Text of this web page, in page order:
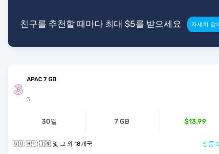
친구를 추천할 때마다 최대 $5를 받으세요 자세히 알
APAC 7 GB
3
30일 7 GB $13.99
🇬🇺 🇭🇰 🇮🇳 및 그 외 18개국 상품